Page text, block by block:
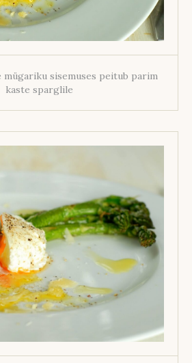
mügariku sisemuses peitub parim
kaste sparglile